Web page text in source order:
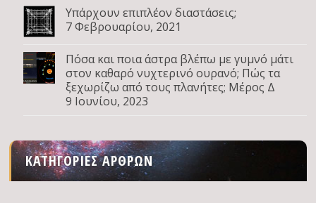
Υπάρχουν επιπλέον διαστάσεις;
7 Φεβρουαρίου, 2021
Πόσα και ποια άστρα βλέπω με γυμνό μάτι
στον καθαρό νυχτερινό ουρανό; Πώς τα
ξεχωρίζω από τους πλανήτες; Μέρος Δ
9 Ιουνίου, 2023
ΚΑΤΗΓΟΡΊΕΣ ΆΡΘΡΩΝ